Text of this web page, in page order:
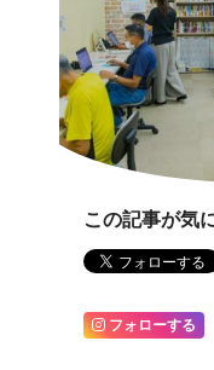
この記事が気
フォローする